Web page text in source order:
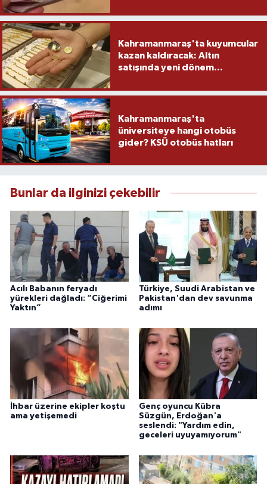
Kahramanmaraş'ta kuyumcular
kazan kaldıracak: Altın
satışında yeni dönem...
Kahramanmaraş'ta
üniversiteye hangi otobüs
gider? KSÜ otobüs hatları
Bunlar da ilginizi çekebilir
Acılı Babanın feryadı
yürekleri dağladı: “Ciğerimi
Yaktın”
Türkiye, Suudi Arabistan ve
Pakistan'dan dev savunma
adımı
İhbar üzerine ekipler koştu
ama yetişemedi
Genç oyuncu Kübra
Süzgün, Erdoğan'a
seslendi: "Yardım edin,
geceleri uyuyamıyorum"